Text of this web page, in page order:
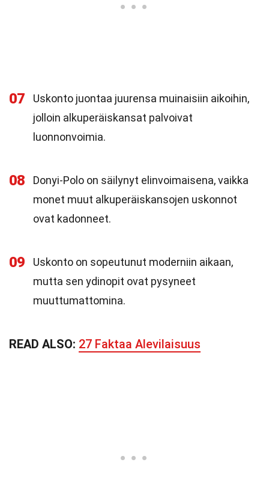
07
Uskonto juontaa juurensa muinaisiin aikoihin,
jolloin alkuperäiskansat palvoivat
luonnonvoimia.
08
Donyi-Polo on säilynyt elinvoimaisena, vaikka
monet muut alkuperäiskansojen uskonnot
ovat kadonneet.
09
Uskonto on sopeutunut moderniin aikaan,
mutta sen ydinopit ovat pysyneet
muuttumattomina.
READ ALSO: 27 Faktaa Alevilaisuus